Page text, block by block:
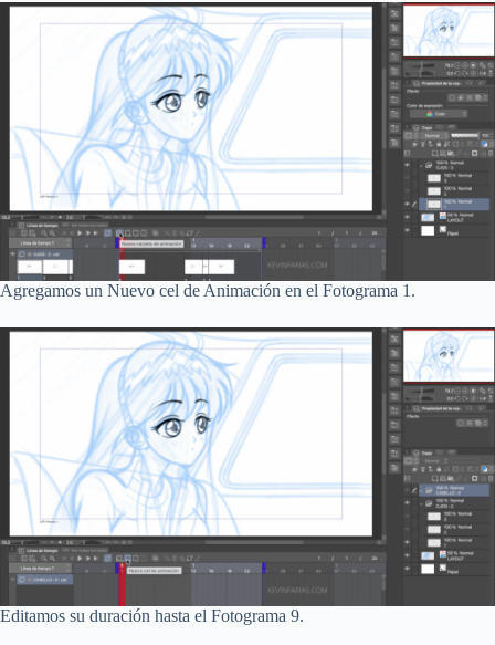
Agregamos un Nuevo cel de Animación en el Fotograma 1.
Editamos su duración hasta el Fotograma 9.